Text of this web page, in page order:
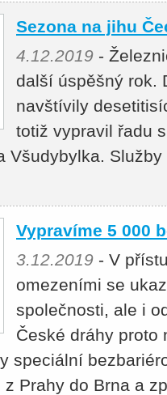
Sezona na jihu
4.12.2019 -
další úspěšný rok.
navštívily
totiž vypravil řadu
Všudybylka.
Vypravíme 5 000
3.12.2019 - V
omezeními se
společnosti, ale i
České dráhy proto
speciální
Prahy do Brna a